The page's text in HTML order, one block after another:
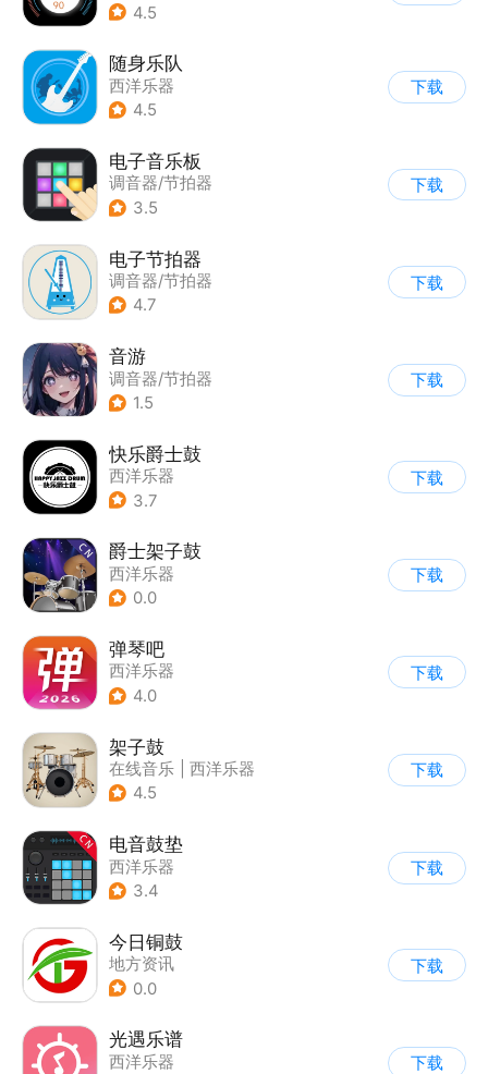
4.5
随身乐队
西洋乐器
4.5
下载
电子音乐板
调音器/节拍器
3.5
下载
电子节拍器
调音器/节拍器
4.7
下载
音游
调音器/节拍器
1.5
下载
快乐爵士鼓
西洋乐器
3.7
下载
爵士架子鼓
西洋乐器
0.0
下载
弹琴吧
西洋乐器
4.0
下载
架子鼓
在线音乐
西洋乐器
4.5
下载
电音鼓垫
西洋乐器
3.4
下载
今日铜鼓
地方资讯
0.0
下载
光遇乐谱
西洋乐器
下载